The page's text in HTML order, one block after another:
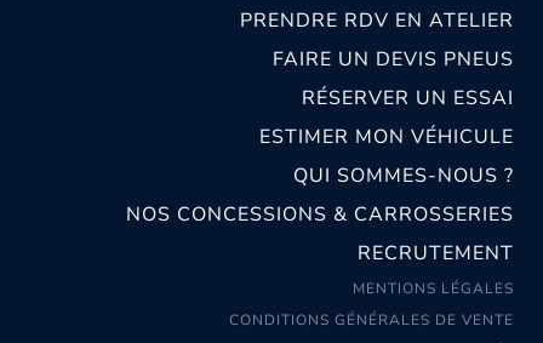
PRENDRE RDV EN ATELIER
FAIRE UN DEVIS PNEUS
RÉSERVER UN ESSAI
ESTIMER MON VÉHICULE
QUI SOMMES-NOUS ?
NOS CONCESSIONS & CARROSSERIES
RECRUTEMENT
MENTIONS LÉGALES
CONDITIONS GÉNÉRALES DE VENTE